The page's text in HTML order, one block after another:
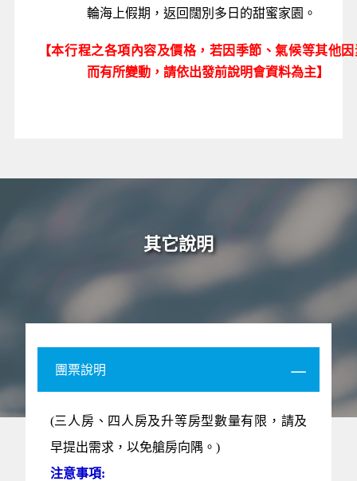
輪海上假期，返回闊別多日的甜蜜家園。
【本行程之各項內容及價格，若因季節、氣候等其他因
而有所變動，請依出發前說明會資料為主】
其它說明
團票說明
(三人房、四人房及升等房型數量有限，請及
早提出需求，以免艙房向隅。)
注意事項: